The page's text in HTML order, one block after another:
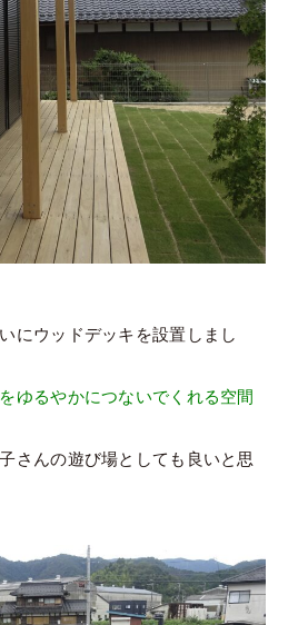
にウッドデッキを設置しまし
ゆるやかにつないでくれる空間
さんの遊び場としても良いと思